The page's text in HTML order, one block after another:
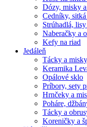
Dózy, misky
Cedníky,
Strúhadlá,
Naberačky a
Kefy na riad
Jedáleň
Tácky a
Keramika
Opálové sklo
Príbory, sety
Hrnčeky a
Poháre,
Tácky a
Koreničky a